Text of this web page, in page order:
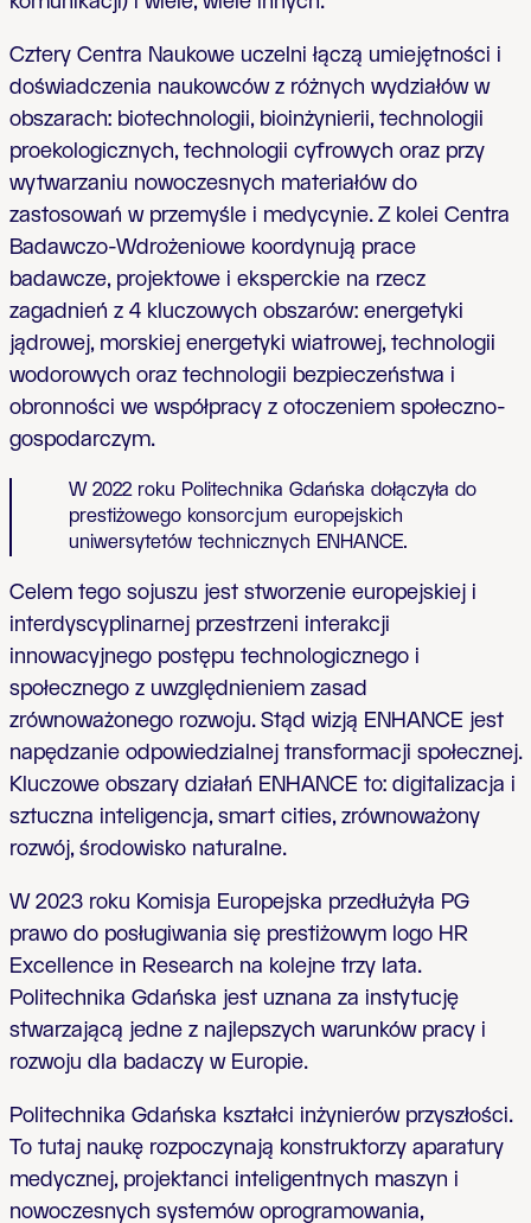
Cztery Centra Naukowe uczelni łączą umiejętności i
doświadczenia naukowców z różnych wydziałów w
obszarach: biotechnologii, bioinżynierii, technologii
proekologicznych, technologii cyfrowych oraz przy
wytwarzaniu nowoczesnych materiałów do
zastosowań w przemyśle i medycynie. Z kolei Centra
Badawczo-Wdrożeniowe koordynują prace
badawcze, projektowe i eksperckie na rzecz
zagadnień z 4 kluczowych obszarów: energetyki
jądrowej, morskiej energetyki wiatrowej, technologii
wodorowych oraz technologii bezpieczeństwa i
obronności we współpracy z otoczeniem społeczno-
gospodarczym.
W 2022 roku Politechnika Gdańska dołączyła do
prestiżowego konsorcjum europejskich
uniwersytetów technicznych ENHANCE.
Celem tego sojuszu jest stworzenie europejskiej i
interdyscyplinarnej przestrzeni interakcji
innowacyjnego postępu technologicznego i
społecznego z uwzględnieniem zasad
zrównoważonego rozwoju. Stąd wizją ENHANCE jest
napędzanie odpowiedzialnej transformacji społecznej.
Kluczowe obszary działań ENHANCE to: digitalizacja i
sztuczna inteligencja, smart cities, zrównoważony
rozwój, środowisko naturalne.
W 2023 roku Komisja Europejska przedłużyła PG
prawo do posługiwania się prestiżowym logo HR
Excellence in Research na kolejne trzy lata.
Politechnika Gdańska jest uznana za instytucję
stwarzającą jedne z najlepszych warunków pracy i
rozwoju dla badaczy w Europie.
Politechnika Gdańska kształci inżynierów przyszłości.
To tutaj naukę rozpoczynają konstruktorzy aparatury
medycznej, projektanci inteligentnych maszyn i
nowoczesnych systemów oprogramowania,